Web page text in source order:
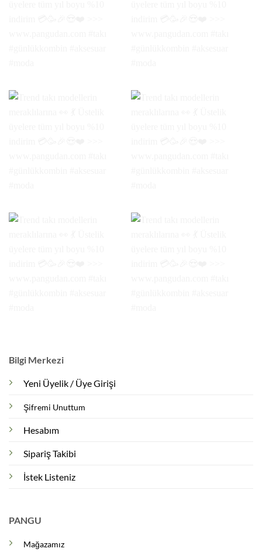
Bilgi Merkezi
Yeni Üyelik / Üye Girişi
Şifremi Unuttum
Hesabım
Sipariş Takibi
İstek Listeniz
PANGU
Mağazamız